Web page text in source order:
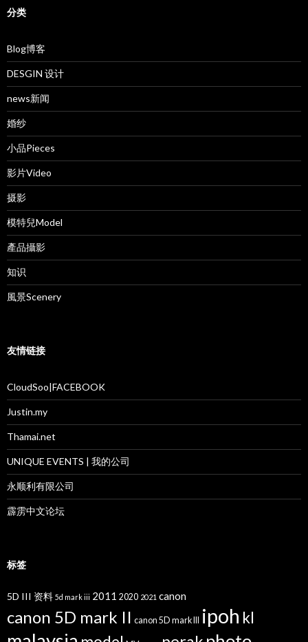
分类
Blog博客
DESGIN 设计
news新闻
婚纱
小品Pieces
影片Video
摄影
模特兒Model
產品攝影
知识
風景Scenery
友情链接
CloudSoo|FACEBOOK
Justin.my
Thamai.net
UNIQUE EVENTS | 我的公司
永顺利有限公司
霹雳中文论坛
标签
5D III 资料 5d mark iii 2011 2020 2021 canon
canon 5D mark II canon 5D mark III ipoh kl